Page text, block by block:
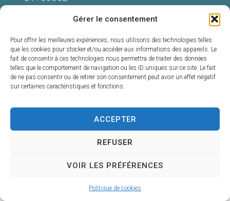
Gérer le consentement
Pour offrir les meilleures expériences, nous utilisons des technologies telles
que les cookies pour stocker et/ou accéder aux informations des appareils. Le
fait de consentir à ces technologies nous permettra de traiter des données
telles que le comportement de navigation ou les ID uniques sur ce site. Le fait
de ne pas consentir ou de retirer son consentement peut avoir un effet négatif
sur certaines caractéristiques et fonctions.
ACCEPTER
REFUSER
VOIR LES PRÉFÉRENCES
Politique de cookies
05 62 60 15 00
Nous contacter
Accessibilité : Conformité totale
Plan du site
Confidentialité
© 2025 - Propulsé par Utopia